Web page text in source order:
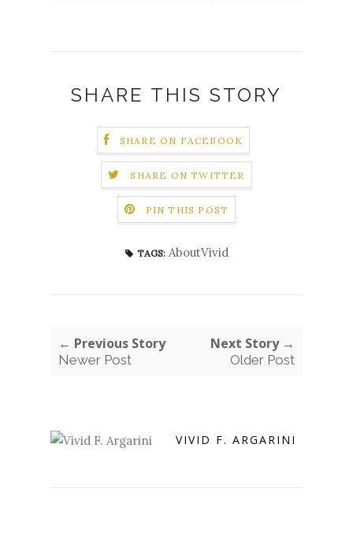
SHARE THIS STORY
SHARE ON FACEBOOK
SHARE ON TWITTER
PIN THIS POST
TAGS: AboutVivid
← Previous Story
Newer Post
Next Story →
Older Post
VIVID F. ARGARINI